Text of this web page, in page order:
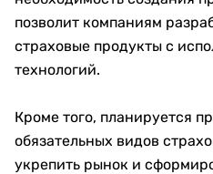
позволит компаниям
страховые продукты с
технологий.
Кроме того, планируется
обязательных видов
укрепить рынок и